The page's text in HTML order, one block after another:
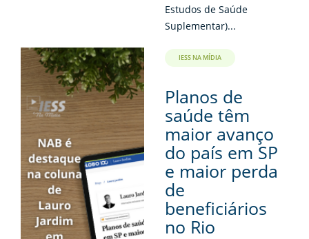
Estudos de Saúde
Suplementar)...
IESS NA MÍDIA
Planos de
saúde têm
maior avanço
do país em SP
e maior perda
de
beneficiários
no Rio